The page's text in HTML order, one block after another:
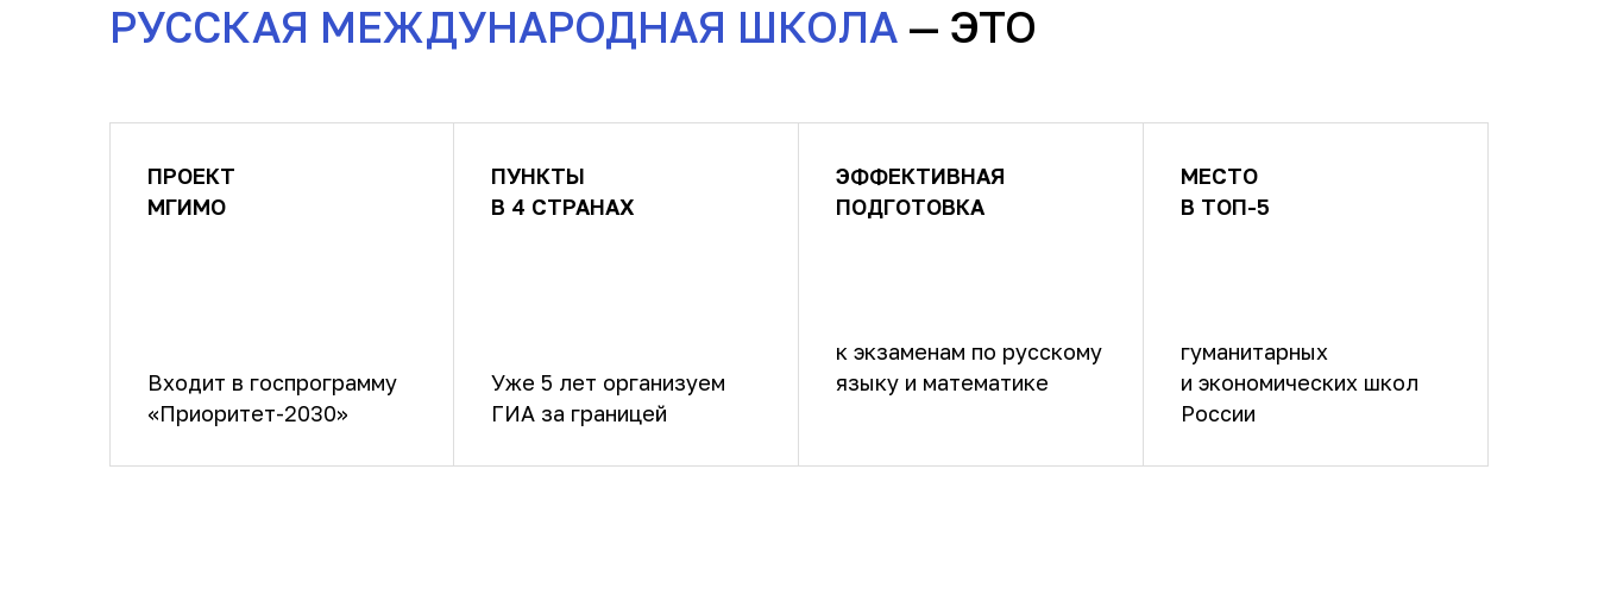
РУССКАЯ МЕЖДУНАРОДНАЯ ШКОЛА — ЭТО
Входит в госпрограмму
«Приоритет-2030»
ПРОЕКТ
МГИМО
гуманитарных
и экономических школ
России
МЕСТО
В ТОП-5
к экзаменам по русскому
языку и математике
ЭФФЕКТИВНАЯ
ПОДГОТОВКА
Уже 5 лет организуем
ГИА за границей
ПУНКТЫ
В 4 СТРАНАХ